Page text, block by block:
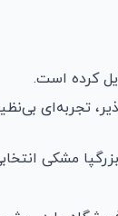
تجربه‌ای
: چه به دنبال یک کتانی برای پیاده‌روی‌های روزانه باشید و چه